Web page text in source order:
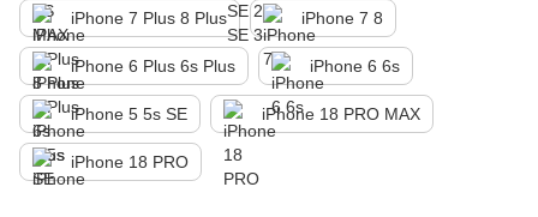
iPhone 7 Plus 8 Plus iPhone 7 8
iPhone 6 Plus 6s Plus iPhone 6 6s
iPhone 5 5s SE iPhone 18 PRO MAX
iPhone 18 PRO